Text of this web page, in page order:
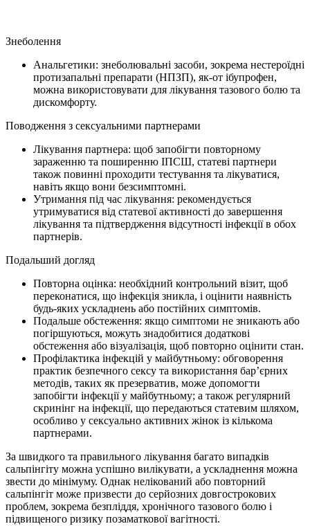
Знеболення
Анальгетики: знеболювальні засоби, зокрема нестероїдні
протизапальні препарати (НПЗП), як-от ібупрофен,
можна використовувати для лікування тазового болю та
дискомфорту.
Поводження з сексуальними партнерами
Лікування партнера: щоб запобігти повторному
зараженню та поширенню ІПСШ, статеві партнери
також повинні проходити тестування та лікуватися,
навіть якщо вони безсимптомні.
Утримання під час лікування: рекомендується
утримуватися від статевої активності до завершення
лікування та підтвердження відсутності інфекції в обох
партнерів.
Подальший догляд
Повторна оцінка: необхідний контрольний візит, щоб
переконатися, що інфекція зникла, і оцінити наявність
будь-яких ускладнень або постійних симптомів.
Подальше обстеження: якщо симптоми не зникають або
погіршуються, можуть знадобитися додаткові
обстеження або візуалізація, щоб повторно оцінити стан.
Профілактика інфекцій у майбутньому: обговорення
практик безпечного сексу та використання бар’єрних
методів, таких як презерватив, може допомогти
запобігти інфекції у майбутньому; а також регулярний
скринінг на інфекції, що передаються статевим шляхом,
особливо у сексуально активних жінок із кількома
партнерами.
За швидкого та правильного лікування багато випадків
сальпінгіту можна успішно вилікувати, а ускладнення можна
звести до мінімуму. Однак нелікований або повторний
сальпінгіт може призвести до серйозних довгострокових
проблем, зокрема безпліддя, хронічного тазового болю і
підвищеного ризику позаматкової вагітності.